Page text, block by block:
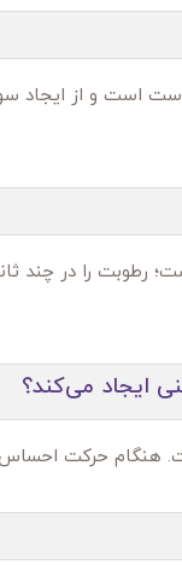
پوست است و از
رطوبت را در چند
ایجاد می‌کند؟
هنگام حرکت